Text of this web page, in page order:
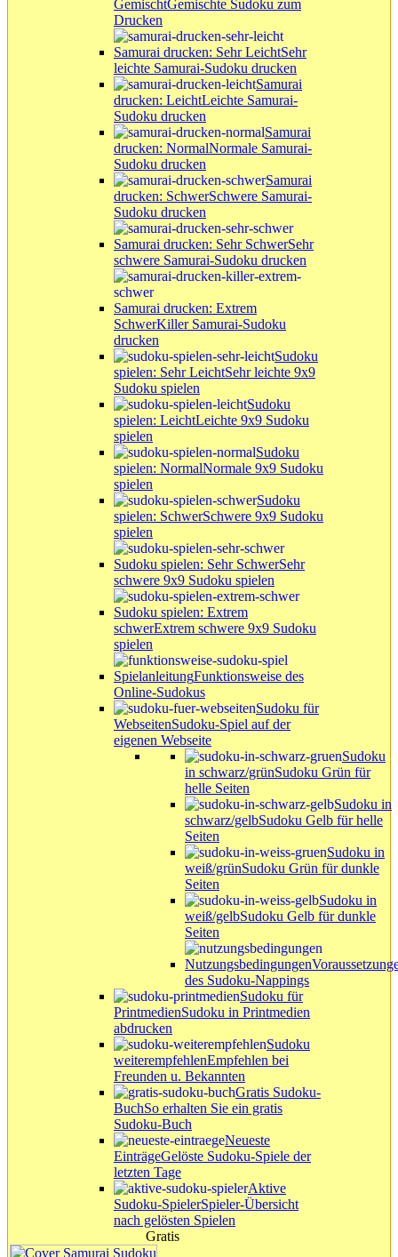
GemischtGemischte Sudoku zum
Drucken
Samurai drucken: Sehr LeichtSehr
leichte Samurai-Sudoku drucken
Samurai
drucken: LeichtLeichte Samurai-
Sudoku drucken
Samurai
drucken: NormalNormale Samurai-
Sudoku drucken
Samurai
drucken: SchwerSchwere Samurai-
Sudoku drucken
Samurai drucken: Sehr SchwerSehr
schwere Samurai-Sudoku drucken
Samurai drucken: Extrem
SchwerKiller Samurai-Sudoku
drucken
Sudoku
spielen: Sehr LeichtSehr leichte 9x9
Sudoku spielen
Sudoku
spielen: LeichtLeichte 9x9 Sudoku
spielen
Sudoku
spielen: NormalNormale 9x9 Sudoku
spielen
Sudoku
spielen: SchwerSchwere 9x9 Sudoku
spielen
Sudoku spielen: Sehr SchwerSehr
schwere 9x9 Sudoku spielen
Sudoku spielen: Extrem
schwerExtrem schwere 9x9 Sudoku
spielen
SpielanleitungFunktionsweise des
Online-Sudokus
Sudoku für
WebseitenSudoku-Spiel auf der
eigenen Webseite
Sudoku
in schwarz/grünSudoku Grün für
helle Seiten
Sudoku in
schwarz/gelbSudoku Gelb für helle
Seiten
Sudoku in
weiß/grünSudoku Grün für dunkle
Seiten
Sudoku in
weiß/gelbSudoku Gelb für dunkle
Seiten
Nutzungsbedingungen
des Sudoku-Nappings
Sudoku für
PrintmedienSudoku in Printmedien
abdrucken
Sudoku
weiterempfehlenEmpfehlen bei
Freunden u. Bekannten
Gratis Sudoku-
BuchSo erhalten Sie ein gratis
Sudoku-Buch
Neueste
EinträgeGelöste Sudoku-Spiele der
letzten Tage
Aktive
Sudoku-SpielerSpieler-Übersicht
nach gelösten Spielen
Gratis